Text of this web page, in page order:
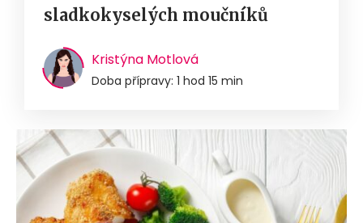
sladkokyselých moučníků
Kristýna Motlová
Doba přípravy: 1 hod 15 min